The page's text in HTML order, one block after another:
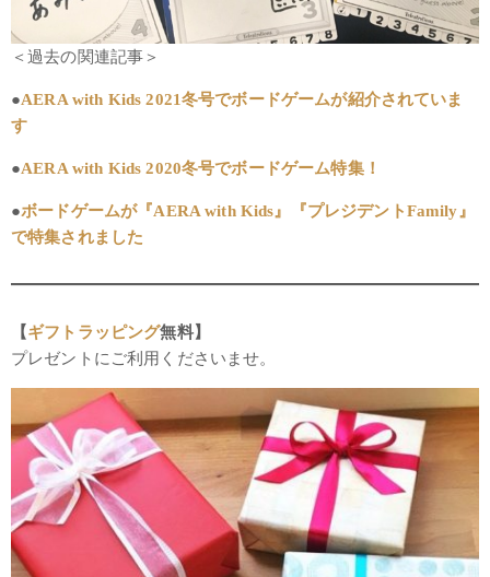
＜過去の関連記事＞
●AERA with Kids 2021冬号でボードゲームが紹介されていま
す
●AERA with Kids 2020冬号でボードゲーム特集！
●ボードゲームが『AERA with Kids』『プレジデントFamily』
で特集されました
【ギフトラッピング無料】
プレゼントにご利用くださいませ。